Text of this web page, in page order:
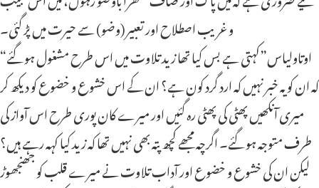
و غریب اصطلاح اور تعبیر (وضو) سے حیرت میں پڑ گئی۔
“اوتاولیاس”کہتی ہے بس کیا تھا زید تلاوت میں اس طرح مشغول ہو گئے
کہ ان کو یہ خبر نہیں کہ ارد گرد کون ہے؟ ان کے اس خشوع و خضوع کو دیکھ کر
میری آنکھیں پھٹی کی پھٹی رہ گئیں اور میرے کان پوری طرح اس آواز کی
طرف متوجہ ہو گئے۔ اگرچہ مجھے کچھ پتہ بھی نہیں تھا کہ زید کیا کہہ رہے ہیں؟
لیکن ان کی خشوع و خضوع اور آداب تلاوت نے میرے قلب کو جھنجھوڑ